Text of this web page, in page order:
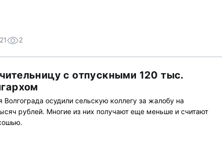
2
с отпускными 120 тыс.
Волгограда осудили сельскую коллегу за жалобу на
рублей. Многие из них получают еще меньше и считают